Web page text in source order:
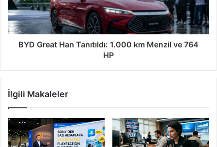
BYD Great Han Tanıtıldı: 1.000 km Menzil ve 764
HP
İlgili Makaleler